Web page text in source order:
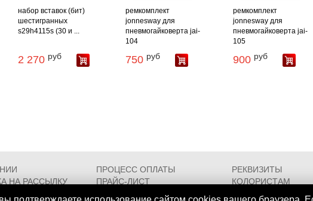
набор вставок (бит)
шестигранных
s29h4115s (30 и ...
2 270 руб
ремкомплект
jonnesway для
пневмогайковерта jai-
104
750 руб
ремкомплект
jonnesway для
пневмогайковерта jai-
105
900 руб
ПРОЦЕСС ОПЛАТЫ
РЕКВИЗИТЫ
НА РАССЫЛКУ
ПРАЙС-ЛИСТ
КОЛОРИСТАМ